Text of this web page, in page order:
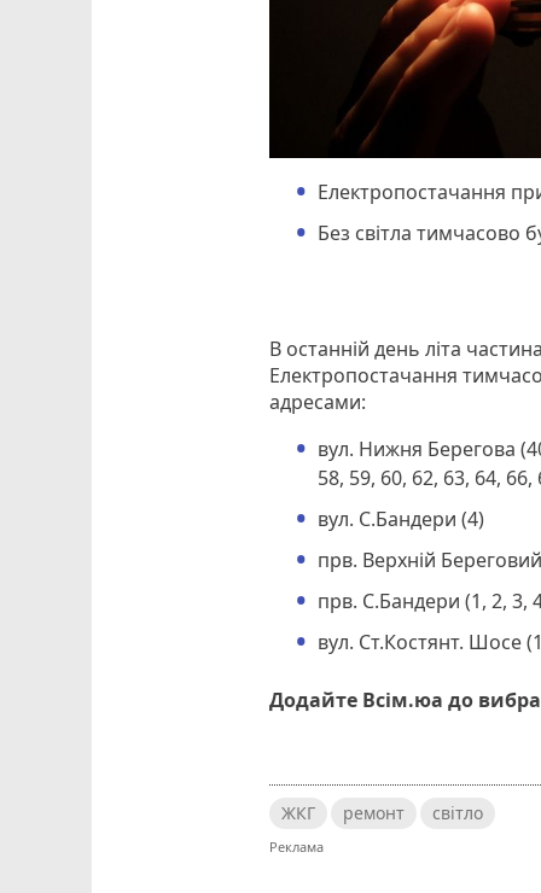
Електропостачання
Без світла тимчасово
В останній день літа
Електропостачання
адресами:
вул. Нижня Берегова
58, 59, 60, 62, 63, 64,
вул. С.Бандери (4)
прв. Верхній
прв. С.Бандери (1, 2, 3,
вул. Ст.Костянт. Шосе
Додайте Всім.юа до
ЖКГ ремонт світло